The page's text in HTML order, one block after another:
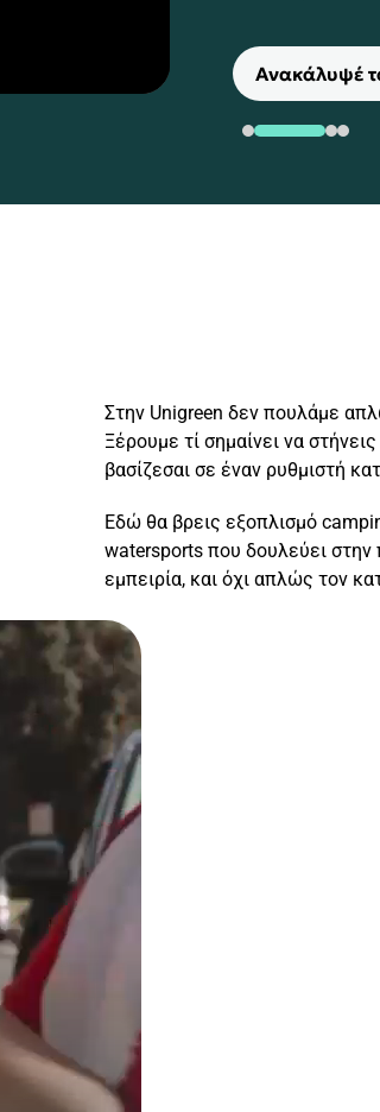
Ανακάλυψέ
Στην Unigreen δεν πουλάμε
Ξέρουμε τί σημαίνει να
βασίζεσαι σε έναν ρυθμιστή
Εδώ θα βρεις εξοπλισμό
watersports που δουλεύει στην
εμπειρία, και όχι απλώς τον